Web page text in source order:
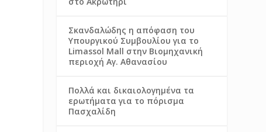
Σκανδαλώδης η απόφαση του
Υπουργικού Συμβουλίου για το
Limassol Mall στην Βιομηχανική
περιοχή Αγ. Αθανασίου
Πολλά και δικαιολογημένα τα
ερωτήματα για το πόρισμα
Πασχαλίδη